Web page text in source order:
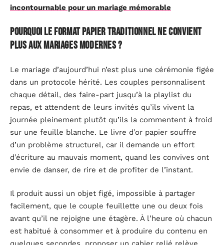
incontournable pour un mariage mémorable
Pourquoi le format papier traditionnel ne convient
plus aux mariages modernes ?
Le mariage d’aujourd’hui n’est plus une cérémonie figée
dans un protocole hérité. Les couples personnalisent
chaque détail, des faire-part jusqu’à la playlist du
repas, et attendent de leurs invités qu’ils vivent la
journée pleinement plutôt qu’ils la commentent à froid
sur une feuille blanche. Le livre d’or papier souffre
d’un problème structurel, car il demande un effort
d’écriture au mauvais moment, quand les convives ont
envie de danser, de rire et de profiter de l’instant.
Il produit aussi un objet figé, impossible à partager
facilement, que le couple feuillette une ou deux fois
avant qu’il ne rejoigne une étagère. À l’heure où chacun
est habitué à consommer et à produire du contenu en